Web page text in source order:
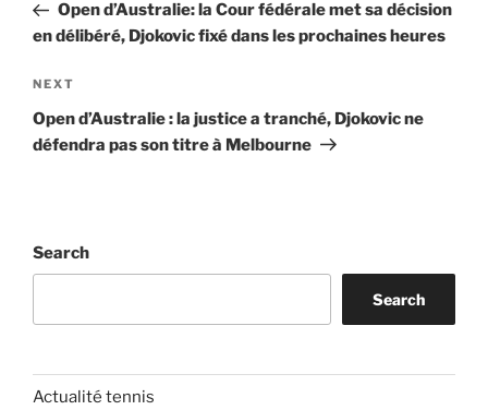
Open d’Australie: la Cour fédérale met sa décision
en délibéré, Djokovic fixé dans les prochaines heures
Next
Post
NEXT
Open d’Australie : la justice a tranché, Djokovic ne
défendra pas son titre à Melbourne
Search
Search
Actualité tennis